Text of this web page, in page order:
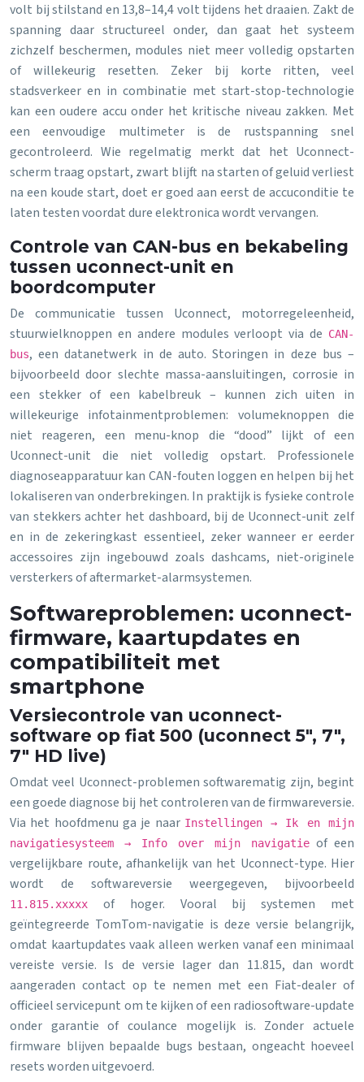
volt bij stilstand en 13,8–14,4 volt tijdens het draaien. Zakt de
spanning daar structureel onder, dan gaat het systeem
zichzelf beschermen, modules niet meer volledig opstarten
of willekeurig resetten. Zeker bij korte ritten, veel
stadsverkeer en in combinatie met start-stop-technologie
kan een oudere accu onder het kritische niveau zakken. Met
een eenvoudige multimeter is de rustspanning snel
gecontroleerd. Wie regelmatig merkt dat het Uconnect-
scherm traag opstart, zwart blijft na starten of geluid verliest
na een koude start, doet er goed aan eerst de accuconditie te
laten testen voordat dure elektronica wordt vervangen.
Controle van CAN-bus en bekabeling
tussen uconnect-unit en
boordcomputer
De communicatie tussen Uconnect, motorregeleenheid,
stuurwielknoppen en andere modules verloopt via de CAN-
bus, een datanetwerk in de auto. Storingen in deze bus –
bijvoorbeeld door slechte massa-aansluitingen, corrosie in
een stekker of een kabelbreuk – kunnen zich uiten in
willekeurige infotainmentproblemen: volumeknoppen die
niet reageren, een menu-knop die “dood” lijkt of een
Uconnect-unit die niet volledig opstart. Professionele
diagnoseapparatuur kan CAN-fouten loggen en helpen bij het
lokaliseren van onderbrekingen. In praktijk is fysieke controle
van stekkers achter het dashboard, bij de Uconnect-unit zelf
en in de zekeringkast essentieel, zeker wanneer er eerder
accessoires zijn ingebouwd zoals dashcams, niet-originele
versterkers of aftermarket-alarmsystemen.
Softwareproblemen: uconnect-
firmware, kaartupdates en
compatibiliteit met
smartphone
Versiecontrole van uconnect-
software op fiat 500 (uconnect 5″, 7″,
7″ HD live)
Omdat veel Uconnect-problemen softwarematig zijn, begint
een goede diagnose bij het controleren van de firmwareversie.
Via het hoofdmenu ga je naar Instellingen → Ik en mijn
navigatiesysteem → Info over mijn navigatie of een
vergelijkbare route, afhankelijk van het Uconnect-type. Hier
wordt de softwareversie weergegeven, bijvoorbeeld
11.815.xxxxx
of hoger. Vooral bij systemen met
geïntegreerde TomTom-navigatie is deze versie belangrijk,
omdat kaartupdates vaak alleen werken vanaf een minimaal
vereiste versie. Is de versie lager dan 11.815, dan wordt
aangeraden contact op te nemen met een Fiat-dealer of
officieel servicepunt om te kijken of een radiosoftware-update
onder garantie of coulance mogelijk is. Zonder actuele
firmware blijven bepaalde bugs bestaan, ongeacht hoeveel
resets worden uitgevoerd.